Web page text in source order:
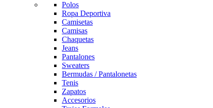
Polos
Ropa Deportiva
Camisetas
Camisas
Chaquetas
Jeans
Pantalones
Sweaters
Bermudas / Pantalonetas
Tenis
Zapatos
Accesorios